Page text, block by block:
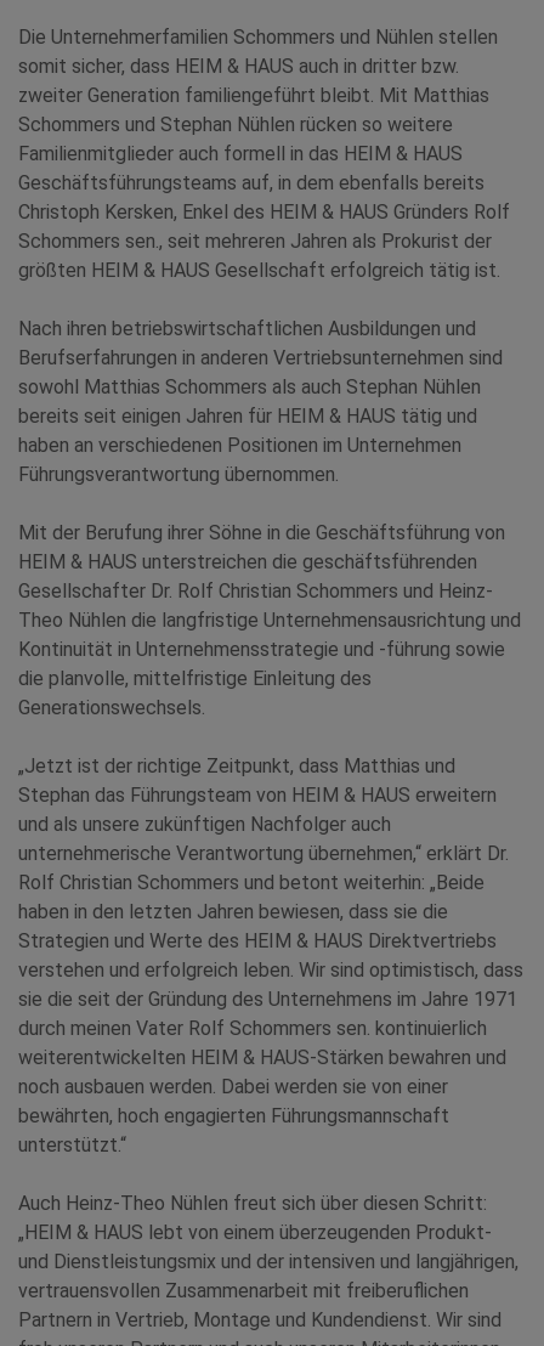
Die Unternehmerfamilien Schommers und Nühlen stellen
somit sicher, dass HEIM & HAUS auch in dritter bzw.
zweiter Generation familiengeführt bleibt. Mit Matthias
Schommers und Stephan Nühlen rücken so weitere
Familienmitglieder auch formell in das HEIM & HAUS
Geschäftsführungsteams auf, in dem ebenfalls bereits
Christoph Kersken, Enkel des HEIM & HAUS Gründers Rolf
Schommers sen., seit mehreren Jahren als Prokurist der
größten HEIM & HAUS Gesellschaft erfolgreich tätig ist.
Nach ihren betriebswirtschaftlichen Ausbildungen und
Berufserfahrungen in anderen Vertriebsunternehmen sind
sowohl Matthias Schommers als auch Stephan Nühlen
bereits seit einigen Jahren für HEIM & HAUS tätig und
haben an verschiedenen Positionen im Unternehmen
Führungsverantwortung übernommen.
Mit der Berufung ihrer Söhne in die Geschäftsführung von
HEIM & HAUS unterstreichen die geschäftsführenden
Gesellschafter Dr. Rolf Christian Schommers und Heinz-
Theo Nühlen die langfristige Unternehmensausrichtung und
Kontinuität in Unternehmensstrategie und -führung sowie
die planvolle, mittelfristige Einleitung des
Generationswechsels.
„Jetzt ist der richtige Zeitpunkt, dass Matthias und
Stephan das Führungsteam von HEIM & HAUS erweitern
und als unsere zukünftigen Nachfolger auch
unternehmerische Verantwortung übernehmen,“ erklärt Dr.
Rolf Christian Schommers und betont weiterhin: „Beide
haben in den letzten Jahren bewiesen, dass sie die
Strategien und Werte des HEIM & HAUS Direktvertriebs
verstehen und erfolgreich leben. Wir sind optimistisch, dass
sie die seit der Gründung des Unternehmens im Jahre 1971
durch meinen Vater Rolf Schommers sen. kontinuierlich
weiterentwickelten HEIM & HAUS-Stärken bewahren und
noch ausbauen werden. Dabei werden sie von einer
bewährten, hoch engagierten Führungsmannschaft
unterstützt.“
Auch Heinz-Theo Nühlen freut sich über diesen Schritt:
„HEIM & HAUS lebt von einem überzeugenden Produkt-
und Dienstleistungsmix und der intensiven und langjährigen,
vertrauensvollen Zusammenarbeit mit freiberuflichen
Partnern in Vertrieb, Montage und Kundendienst. Wir sind